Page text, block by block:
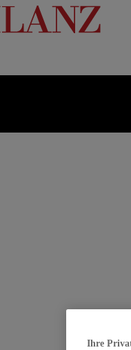
Ihre